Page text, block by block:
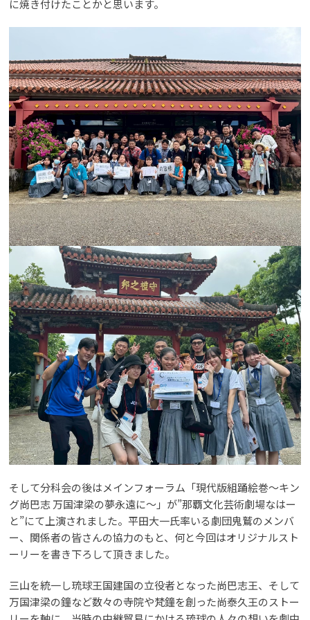
に焼き付けたことかと思います。
そして分科会の後はメインフォーラム「現代版組踊絵巻〜キン
グ尚巴志 万国津梁の夢永遠に〜」が”那覇文化芸術劇場なはー
と”にて上演されました。平田大一氏率いる劇団鬼鷲のメンバ
ー、関係者の皆さんの協力のもと、何と今回はオリジナルスト
ーリーを書き下ろして頂きました。
三山を統一し琉球王国建国の立役者となった尚巴志王、そして
万国津梁の鐘など数々の寺院や梵鐘を創った尚泰久王のストー